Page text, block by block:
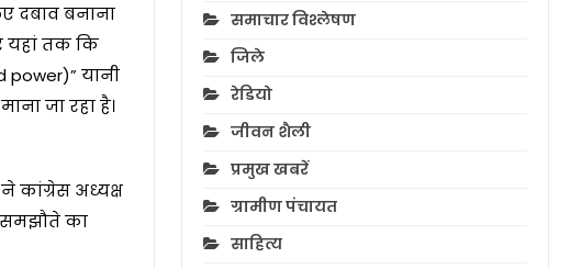
दबाव बनाना
यहां तक कि
power)” यानी
जा रहा है।
कांग्रेस अध्यक्ष
का
समाचार विश्लेषण
जिले
रेडियो
जीवन शैली
प्रमुख खबरें
ग्रामीण पंचायत
साहित्य